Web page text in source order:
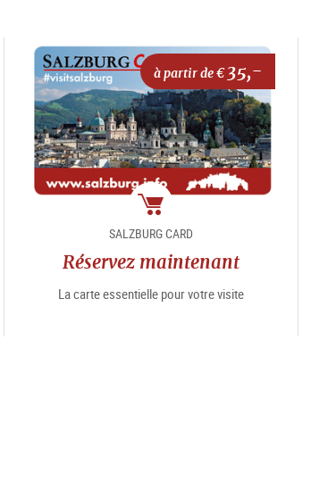
à partir de €35,-
Package
SALZBURG CARD
Réservez maintenant
La carte essentielle pour votre visite